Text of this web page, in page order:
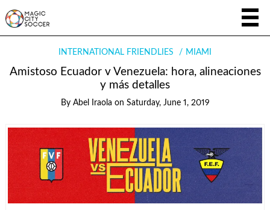
INTERNATIONAL FRIENDLIES MIAMI
Amistoso Ecuador v Venezuela: hora, alineaciones
y más detalles
By Abel Iraola on Saturday, June 1, 2019